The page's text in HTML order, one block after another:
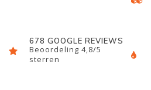
678 GOOGLE REVIEWS
Beoordeling 4,8/5
sterren